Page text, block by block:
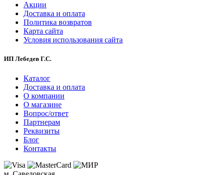
Акции
Доставка и оплата
Политика возвратов
Карта сайта
Условия использования сайта
ИП Лебедев Г.С.
Каталог
Доставка и оплата
О компании
О магазине
Вопрос/ответ
Партнерам
Реквизиты
Блог
Контакты